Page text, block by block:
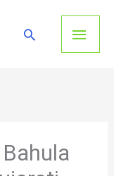
Main
Search